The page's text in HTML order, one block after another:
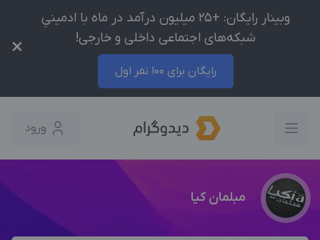
وبینار رایگان: +25 میلیون درآمد در ماه با ادمینیِ
شبکه‌های اجتماعی داخلی و خارجی!
رایگان برای 100 نفر اول
×
ورود
مبلمان کیا